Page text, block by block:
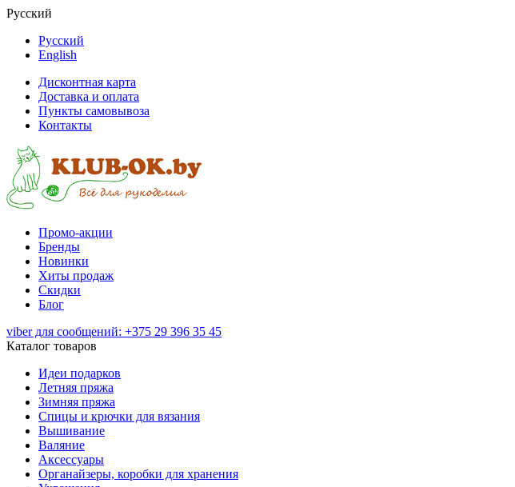
Русский
Русский
English
Дисконтная карта
Доставка и оплата
Пункты самовывоза
Контакты
Промо-акции
Бренды
Новинки
Хиты продаж
Скидки
Блог
viber для сообщений: +375 29 396 35 45
Каталог товаров
Идеи подарков
Летняя пряжа
Зимняя пряжа
Спицы и крючки для вязания
Вышивание
Валяние
Аксессуары
Органайзеры, коробки для хранения